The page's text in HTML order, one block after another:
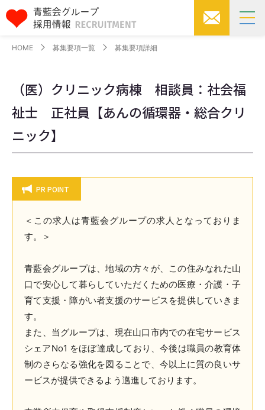
HOME 募集要項一覧 募集要項詳細
（医）クリニック病棟 相談員：社会福
祉士 正社員【あんの循環器・総合クリ
ニック】
PR POINT
＜この求人は青藍会グループの求人となっておりま
す。＞
青藍会グループは、地域の方々が、この住みなれた山
口で安心して暮らしていただくための医療・介護・子
育て支援・障がい者支援のサービスを提供していきま
す。
また、当グループは、現在山口市内での在宅サービス
シェアNo1 をほぼ達成しており、今後は職員の教育体
制のさらなる強化を図ることで、今以上に質の良いサ
ービスが提供できるよう邁進しております。